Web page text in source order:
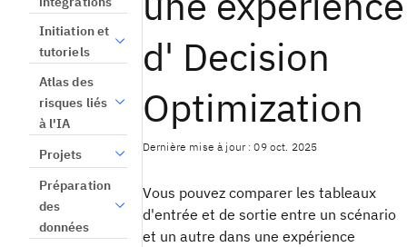
Initiation et
tutoriels
Atlas des
risques liés
à l'IA
Projets
Préparation
des
données
d' Decision
Optimization
Dernière mise à jour : 09 oct. 2025
Vous pouvez comparer les tableaux
d'entrée et de sortie entre un scénario
et un autre dans une expérience